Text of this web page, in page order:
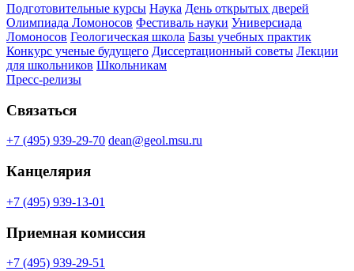
Подготовительные курсы Наука День открытых дверей
Олимпиада Ломоносов Фестиваль науки Универсиада
Ломоносов Геологическая школа Базы учебных практик
Конкурс ученые будущего Диссертационный советы Лекции
для школьников Школьникам
Пресс-релизы
Связаться
+7 (495) 939-29-70 dean@geol.msu.ru
Канцелярия
+7 (495) 939-13-01
Приемная комиссия
+7 (495) 939-29-51